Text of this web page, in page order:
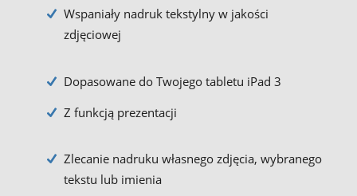
Wspaniały nadruk tekstylny w jakości
zdjęciowej
Dopasowane do Twojego tabletu iPad 3
Z funkcją prezentacji
Zlecanie nadruku własnego zdjęcia, wybranego
tekstu lub imienia